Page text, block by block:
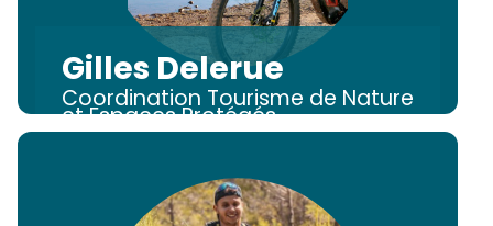
Gilles Delerue
Coordination Tourisme de Nature
et Espaces Protégés